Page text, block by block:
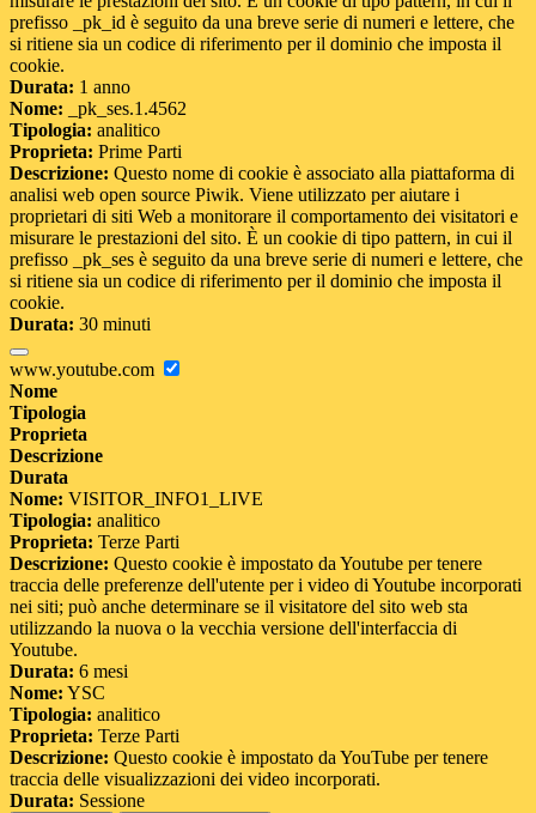
prefisso _pk_id è seguito da una breve serie di numeri e lettere, che
si ritiene sia un codice di riferimento per il dominio che imposta il
cookie.
Durata: 1 anno
Nome: _pk_ses.1.4562
Tipologia: analitico
Proprieta: Prime Parti
Descrizione: Questo nome di cookie è associato alla piattaforma di
analisi web open source Piwik. Viene utilizzato per aiutare i
proprietari di siti Web a monitorare il comportamento dei visitatori e
misurare le prestazioni del sito. È un cookie di tipo pattern, in cui il
prefisso _pk_ses è seguito da una breve serie di numeri e lettere, che
si ritiene sia un codice di riferimento per il dominio che imposta il
cookie.
Durata: 30 minuti
www.youtube.com
Nome
Tipologia
Proprieta
Descrizione
Durata
Nome: VISITOR_INFO1_LIVE
Tipologia: analitico
Proprieta: Terze Parti
Descrizione: Questo cookie è impostato da Youtube per tenere
traccia delle preferenze dell'utente per i video di Youtube incorporati
nei siti; può anche determinare se il visitatore del sito web sta
utilizzando la nuova o la vecchia versione dell'interfaccia di
Youtube.
Durata: 6 mesi
Nome: YSC
Tipologia: analitico
Proprieta: Terze Parti
Descrizione: Questo cookie è impostato da YouTube per tenere
traccia delle visualizzazioni dei video incorporati.
Durata: Sessione